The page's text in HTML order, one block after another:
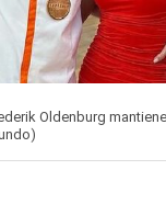
Oldenburg